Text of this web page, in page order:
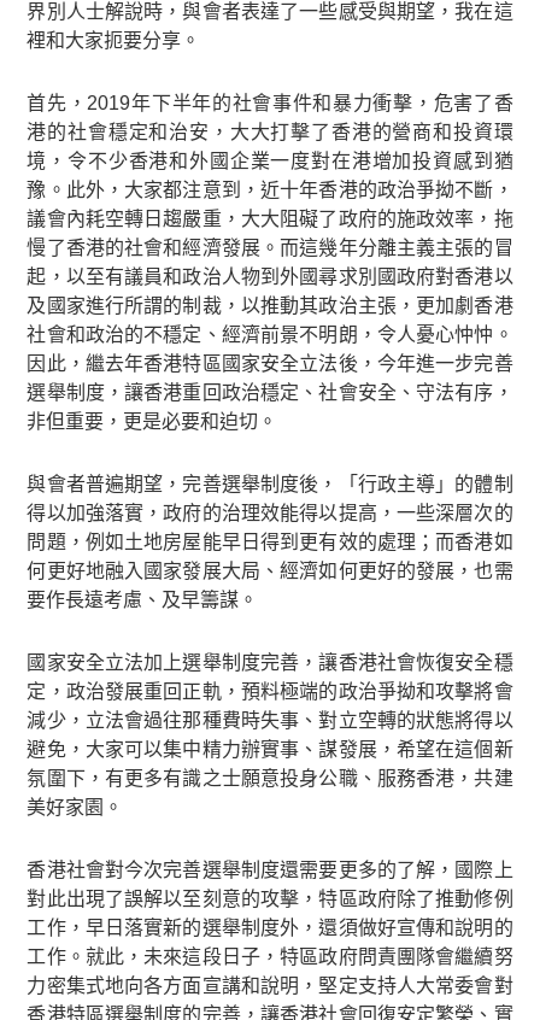
界別人士解說時，與會者表達了一些感受與期望，我在這
裡和大家扼要分享。
首先，2019年下半年的社會事件和暴力衝擊，危害了香
港的社會穩定和治安，大大打擊了香港的營商和投資環
境，令不少香港和外國企業一度對在港增加投資感到猶
豫。此外，大家都注意到，近十年香港的政治爭拗不斷，
議會內耗空轉日趨嚴重，大大阻礙了政府的施政效率，拖
慢了香港的社會和經濟發展。而這幾年分離主義主張的冒
起，以至有議員和政治人物到外國尋求別國政府對香港以
及國家進行所謂的制裁，以推動其政治主張，更加劇香港
社會和政治的不穩定、經濟前景不明朗，令人憂心忡忡。
因此，繼去年香港特區國家安全立法後，今年進一步完善
選舉制度，讓香港重回政治穩定、社會安全、守法有序，
非但重要，更是必要和迫切。
與會者普遍期望，完善選舉制度後，「行政主導」的體制
得以加強落實，政府的治理效能得以提高，一些深層次的
問題，例如土地房屋能早日得到更有效的處理；而香港如
何更好地融入國家發展大局、經濟如何更好的發展，也需
要作長遠考慮、及早籌謀。
國家安全立法加上選舉制度完善，讓香港社會恢復安全穩
定，政治發展重回正軌，預料極端的政治爭拗和攻擊將會
減少，立法會過往那種費時失事、對立空轉的狀態將得以
避免，大家可以集中精力辦實事、謀發展，希望在這個新
氛圍下，有更多有識之士願意投身公職、服務香港，共建
美好家園。
香港社會對今次完善選舉制度還需要更多的了解，國際上
對此出現了誤解以至刻意的攻擊，特區政府除了推動修例
工作，早日落實新的選舉制度外，還須做好宣傳和說明的
工作。就此，未來這段日子，特區政府問責團隊會繼續努
力密集式地向各方面宣講和說明，堅定支持人大常委會對
香港特區選舉制度的完善，讓香港社會回復安定繁榮、實